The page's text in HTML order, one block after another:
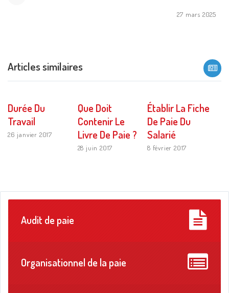
27 mars 2025
Articles similaires
Durée Du
Travail
26 janvier 2017
Que Doit
Contenir Le
Livre De Paie ?
28 juin 2017
Établir La Fiche
De Paie Du
Salarié
8 février 2017
Audit de paie
Organisationnel de la paie